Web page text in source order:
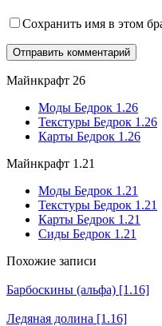
Сохранить имя в этом
Майнкрафт 26
Моды Бедрок 1.26
Текстуры Бедрок 1.26
Карты Бедрок 1.26
Майнкрафт 1.21
Моды Бедрок 1.21
Текстуры Бедрок 1.21
Карты Бедрок 1.21
Сиды Бедрок 1.21
Похожие записи
Барбоскины (альфа) [1.16]
Ледяная долина [1.16]